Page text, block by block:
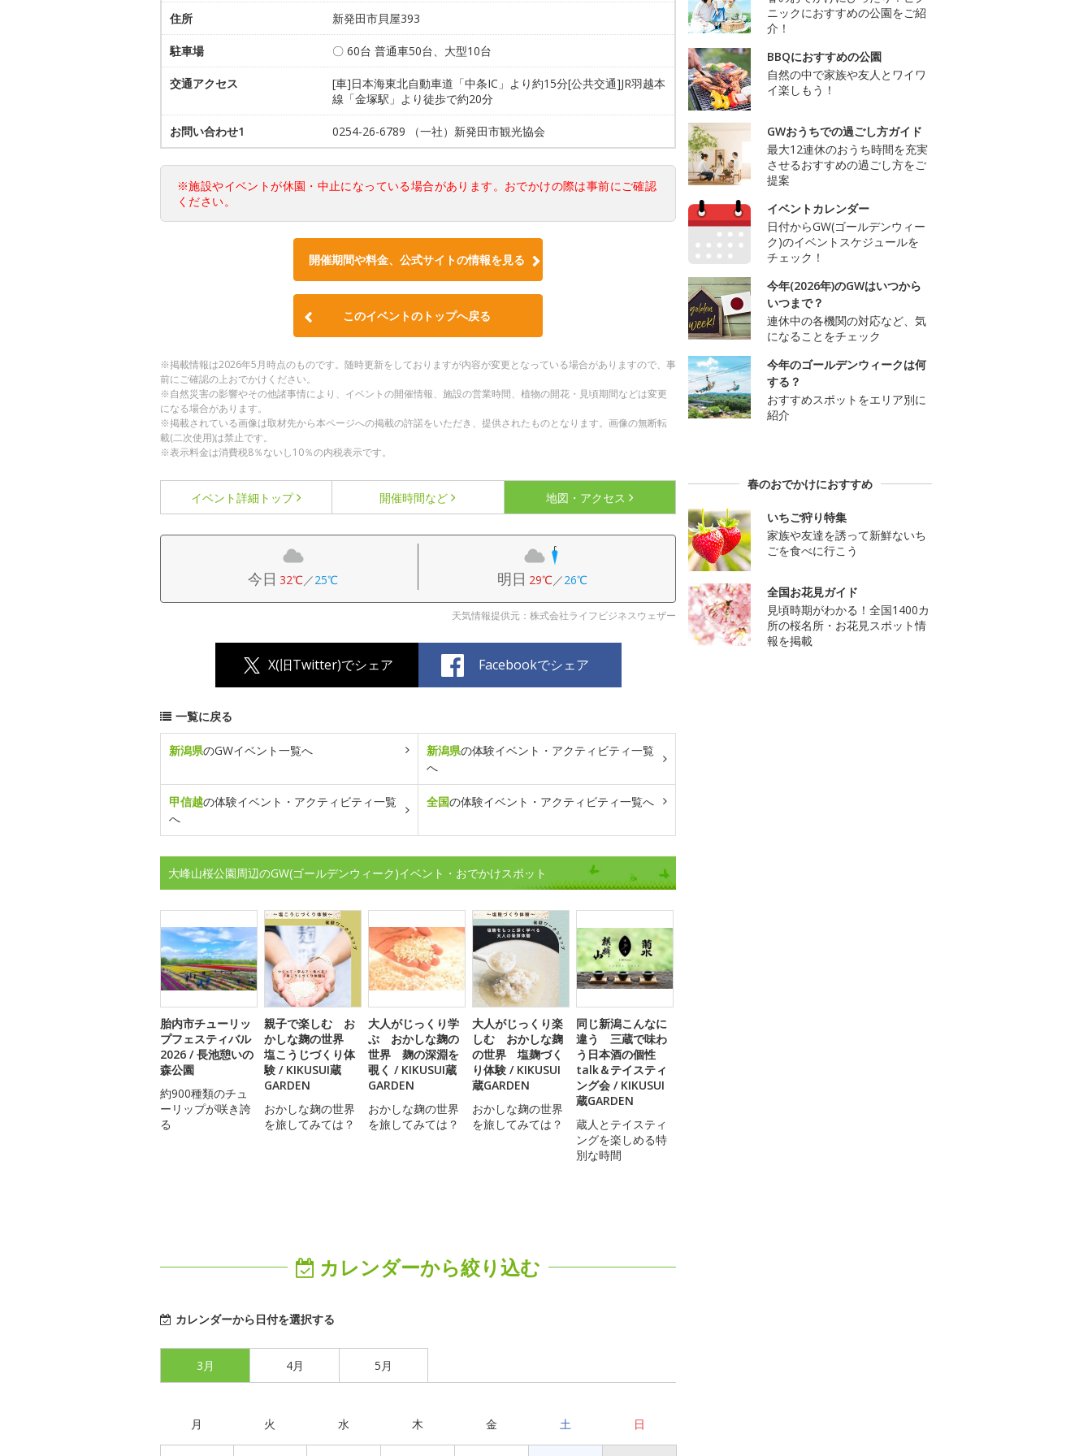
住所 新発田市貝屋393
駐車場 〇 60台 普通車50台、大型10台
交通アクセス
[車]日本海東北自動車道「中条IC」より約15分[公共交通]JR羽越本
線「金塚駅」より徒歩で約20分
お問い合わせ1 0254-26-6789 （一社）新発田市観光協会
※施設やイベントが休園・中止になっている場合があります。おでかけの際は事前にご確認
ください。
開催期間や料金、公式サイトの情報を見る
このイベントのトップへ戻る
※掲載情報は2026年5月時点のものです。随時更新をしておりますが内容が変更となっている場合がありますので、事
前にご確認の上おでかけください。
※自然災害の影響やその他諸事情により、イベントの開催情報、施設の営業時間、植物の開花・見頃期間などは変更
になる場合があります。
※掲載されている画像は取材先から本ページへの掲載の許諾をいただき、提供されたものとなります。画像の無断転
載(二次使用)は禁止です。
※表示料金は消費税8％ないし10％の内税表示です。
イベント詳細 トップ 開催時間など 地図・アクセス
今日 32℃／25℃ 明日 29℃／26℃
天気情報提供元：株式会社ライフビジネスウェザー
X(旧Twitter)でシェア Facebookでシェア
一覧に戻る
新潟県のGWイベント一覧へ 新潟県の体験イベント・アクティビティ一覧
へ
甲信越の体験イベント・アクティビティ一覧
へ
全国の体験イベント・アクティビティ一覧へ
大峰山桜公園周辺のGW(ゴールデンウィーク)イベント・おでかけスポット
胎内市チューリッ
プフェスティバル
2026 / 長池憩いの
森公園
約900種類のチュ
ーリップが咲き誇
る
親子で楽しむ お
かしな麹の世界
塩こうじづくり体
験 / KIKUSUI蔵
GARDEN
おかしな麹の世界
を旅してみては？
大人がじっくり学
ぶ おかしな麹の
世界 麹の深淵を
覗く / KIKUSUI蔵
GARDEN
おかしな麹の世界
を旅してみては？
大人がじっくり楽
しむ おかしな麹
の世界 塩麹づく
り体験 / KIKUSUI
蔵GARDEN
おかしな麹の世界
を旅してみては？
同じ新潟こんなに
違う 三蔵で味わ
う日本酒の個性
talk＆テイスティ
ング会 / KIKUSUI
蔵GARDEN
蔵人とテイスティ
ングを楽しめる特
別な時間
カレンダーから絞り込む
カレンダーから日付を選択する
3月 4月 5月
月 火 水 木 金 土 日
ニックにおすすめの公園をご紹
介！
BBQにおすすめの公園
自然の中で家族や友人とワイワ
イ楽しもう！
GWおうちでの過ごし方ガイド
最大12連休のおうち時間を充実
させるおすすめの過ごし方をご
提案
イベントカレンダー
日付からGW(ゴールデンウィー
ク)のイベントスケジュールを
チェック！
今年(2026年)のGWはいつから
いつまで？
連休中の各機関の対応など、気
になることをチェック
今年のゴールデンウィークは何
する？
おすすめスポットをエリア別に
紹介
春のおでかけにおすすめ
いちご狩り特集
家族や友達を誘って新鮮ないち
ごを食べに行こう
全国お花見ガイド
見頃時期がわかる！全国1400カ
所の桜名所・お花見スポット情
報を掲載